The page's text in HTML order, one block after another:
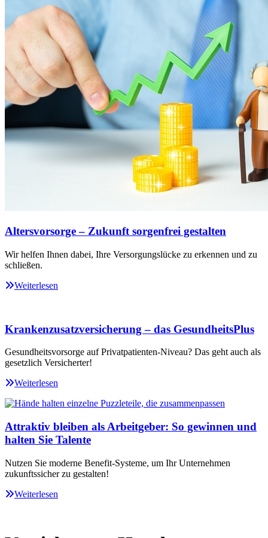
Altersvorsorge – Zukunft sorgenfrei gestalten
Wir helfen Ihnen dabei, Ihre Versorgungslücke zu erkennen und zu
schließen.
Weiterlesen
Krankenzusatzversicherung – das GesundheitsPlus
Gesundheitsvorsorge auf Privatpatienten-Niveau? Das geht auch als
gesetzlich Versicherter!
Weiterlesen
Attraktiv bleiben als Arbeitgeber: So gewinnen und
halten Sie Talente
Nutzen Sie moderne Benefit-Systeme, um Ihr Unternehmen
zukunftssicher zu gestalten!
Weiterlesen